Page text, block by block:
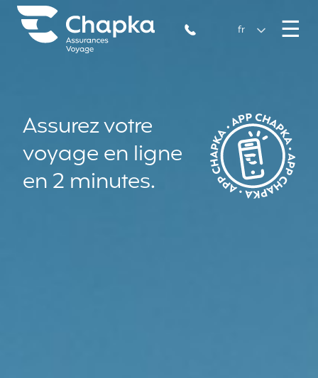
Aller directement au contenu
Chapka Assurances Voyages
+33 1 74 85 50 50
fr ☰
Assurez votre
voyage en ligne
en 2 minutes.